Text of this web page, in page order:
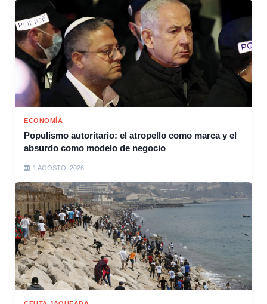
ECONOMÍA
Populismo autoritario: el atropello como marca y el
absurdo como modelo de negocio
1 AGOSTO, 2026